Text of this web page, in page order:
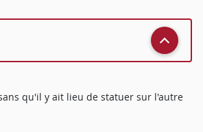
sans qu'il y ait lieu de statuer sur l'autre